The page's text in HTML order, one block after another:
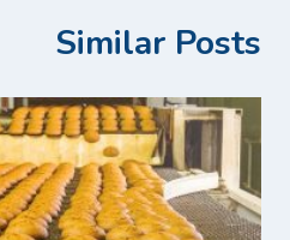
Similar Posts